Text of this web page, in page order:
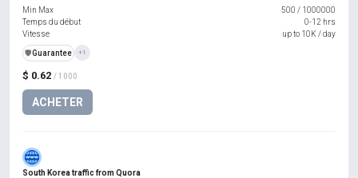
$ 0.62 / 1000
ACHETER
Min Max
500 / 1000000
Temps du début
0-12 hrs
Vitesse
up to 10K / day
️🛡️Guarantee +1
South Korea traffic from Quora